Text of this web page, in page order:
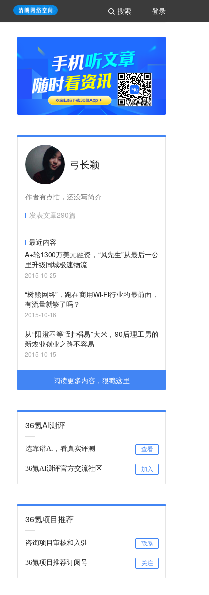
登录
搜索
弓长颖
作者有点忙，还没写简介
发表文章290篇
最近内容
A+轮1300万美元融资，“风先生”从最后一公
里升级同城极速物流
2015-10-25
“树熊网络”，跑在商用Wi-Fi行业的最前面，
有流量就够了吗？
2015-10-16
从“阳澄不等”到“稻易”大米，90后理工男的
新农业创业之路不容易
2015-10-15
阅读更多内容，狠戳这里
36氪AI测评
选靠谱AI，看真实评测 查看
36氪AI测评官方交流社区 加入
36氪项目推荐
咨询项目审核和入驻 联系
36氪项目推荐订阅号 关注